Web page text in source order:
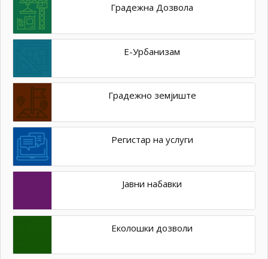
Градежна Дозвола
Е-Урбанизам
Градежно земјиште
Регистар на услуги
Јавни набавки
Еколошки дозволи